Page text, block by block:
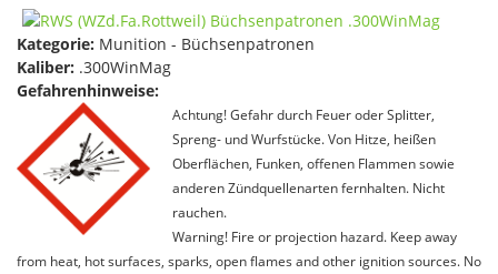
Kategorie: Munition - Büchsenpatronen
Kaliber: .300WinMag
Gefahrenhinweise:
Achtung! Gefahr durch Feuer oder Splitter,
Spreng- und Wurfstücke. Von Hitze, heißen
Oberflächen, Funken, offenen Flammen sowie
anderen Zündquellenarten fernhalten. Nicht
rauchen.
Warning! Fire or projection hazard. Keep away
from heat, hot surfaces, sparks, open flames and other ignition sources. No